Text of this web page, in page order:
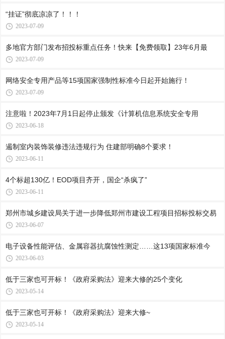
“挂证”彻底凉凉了！！！
2023-07-09
多地官方部门发布招投标重点任务！快来【免费领取】23年6月最
2023-07-09
网络安全专用产品等15项国家强制性标准今日起开始施行！
2023-07-09
注意啦！2023年7月1日起停止颁发《计算机信息系统安全专用
2023-06-18
遏制室内装饰装修违法违规行为 住建部明确8个要求！
2023-06-11
4个标超130亿！EOD项目齐开，国企“杀疯了”
2023-06-11
郑州市城乡建设局关于进一步降低郑州市建设工程项目招标投标交易
2023-06-07
电子设备性能评估、金属容器抗腐蚀性测定……这13项国家标准今
2023-06-03
低于三家也可开标！《政府采购法》迎来大修的25个变化
2023-05-14
低于三家也可开标！《政府采购法》迎来大修~
2023-05-14